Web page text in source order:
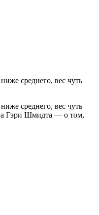
среднего, вес чуть
среднего, вес чуть
Гэри Шмидта — о том,